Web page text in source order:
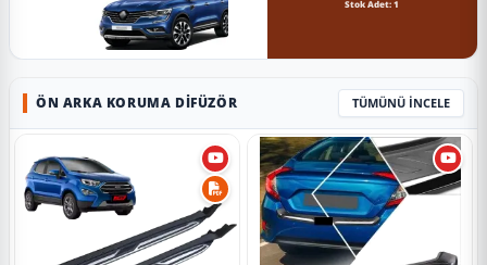
Stok Adet: 1
ÖN ARKA KORUMA DIFÜZÖR TÜMÜNÜ İNCELE